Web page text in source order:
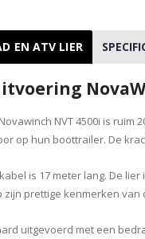
EN ATV LIER
NVT 4500i is
op hun boottrailer. De
is 17 meter lang. De
zijn prettige kenmerken van
uitgevoerd met een